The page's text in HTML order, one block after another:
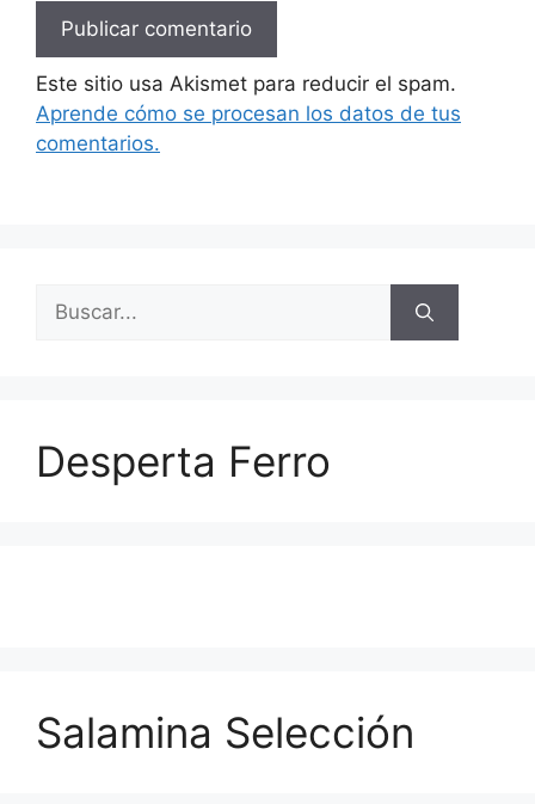
Este sitio usa Akismet para reducir el spam.
Aprende cómo se procesan los datos de tus
comentarios.
Buscar:
Desperta Ferro
Salamina Selección